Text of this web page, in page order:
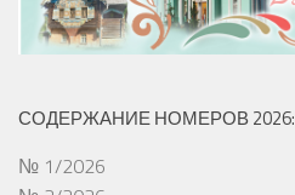
СОДЕРЖАНИЕ НОМЕРОВ 2026:
№ 1/2026